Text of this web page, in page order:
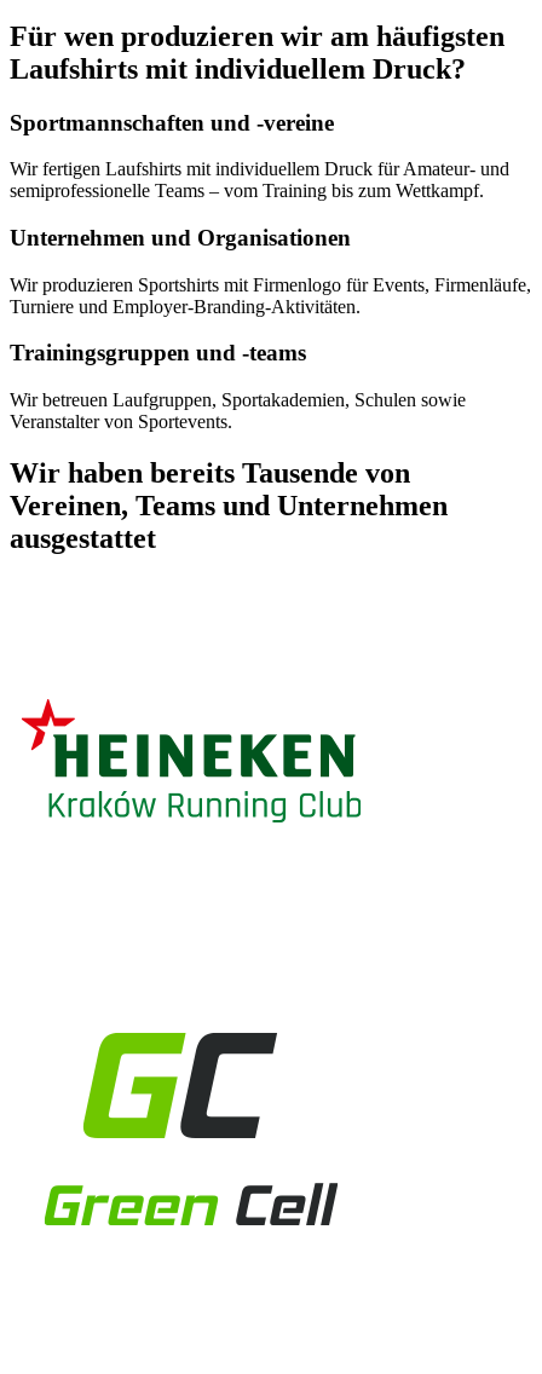
Für wen produzieren wir am häufigsten
Laufshirts mit individuellem Druck?
Sportmannschaften und -vereine
Wir fertigen Laufshirts mit individuellem Druck für Amateur- und
semiprofessionelle Teams – vom Training bis zum Wettkampf.
Unternehmen und Organisationen
Wir produzieren Sportshirts mit Firmenlogo für Events, Firmenläufe,
Turniere und Employer-Branding-Aktivitäten.
Trainingsgruppen und -teams
Wir betreuen Laufgruppen, Sportakademien, Schulen sowie
Veranstalter von Sportevents.
Wir haben bereits Tausende von
Vereinen, Teams und Unternehmen
ausgestattet